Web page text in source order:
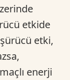
etkide
etki,
enerji